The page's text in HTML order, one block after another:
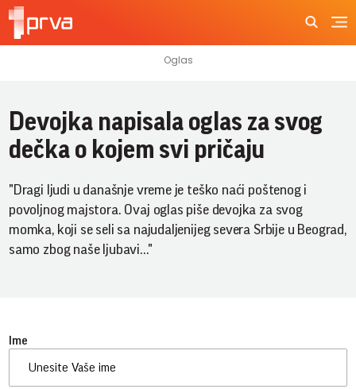
Devojka napisala oglas za svog
dečka o kojem svi pričaju
"Dragi ljudi u današnje vreme je teško naći poštenog i
povoljnog majstora. Ovaj oglas piše devojka za svog
momka, koji se seli sa najudaljenijeg severa Srbije u Beograd,
samo zbog naše ljubavi…"
Ime